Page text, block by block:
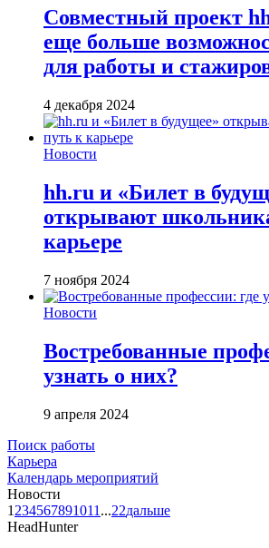
Совместный проект
еще больше
для работы и
4 декабря 2024
Новости
hh.ru и «Билет в
открывают
карьере
7 ноября 2024
Новости
Востребованные
узнать о них?
9 апреля 2024
Поиск работы
Карьера
Календарь мероприятий
Новости
1 234567891011 ...22дальше
HeadHunter